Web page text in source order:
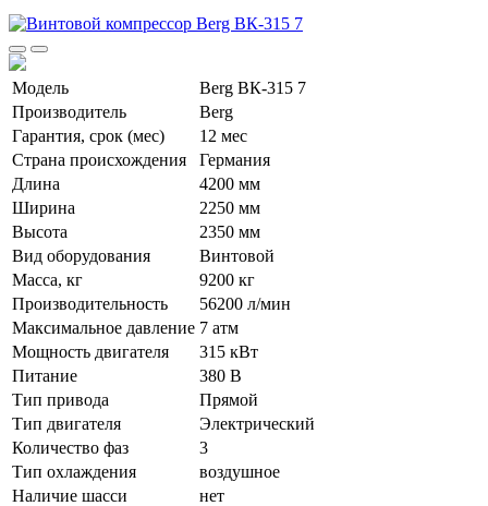
Модель
Berg ВК-315 7
Производитель
Berg
Гарантия, срок (мес)
12 мес
Страна происхождения
Германия
Длина
4200 мм
Ширина
2250 мм
Высота
2350 мм
Вид оборудования
Винтовой
Масса, кг
9200 кг
Производительность
56200 л/мин
Максимальное давление 7 атм
Мощность двигателя
315 кВт
Питание
380 В
Тип привода
Прямой
Тип двигателя
Электрический
Количество фаз
3
Тип охлаждения
воздушное
Наличие шасси
нет